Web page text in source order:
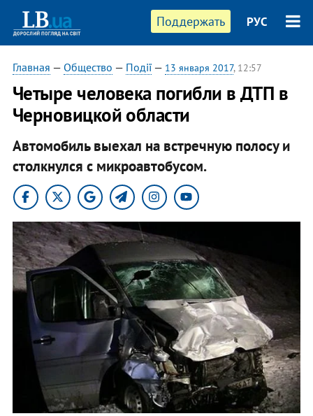
Поддержать РУС
Главная — Общество — Події— 13 января 2017, 12:57
Четыре человека погибли в ДТП в
Черновицкой области
Автомобиль выехал на встречную полосу и
столкнулся с микроавтобусом.